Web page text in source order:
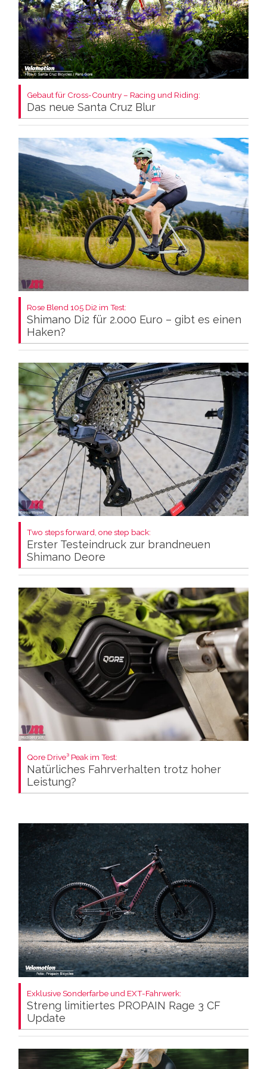
Gebaut für Cross-Country – Racing und Riding:
Das neue Santa Cruz Blur
Rose Blend 105 Di2 im Test:
Shimano Di2 für 2.000 Euro – gibt es einen
Haken?
Two steps forward, one step back:
Erster Testeindruck zur brandneuen
Shimano Deore
Qore Drive³ Peak im Test:
Natürliches Fahrverhalten trotz hoher
Leistung?
Exklusive Sonderfarbe und EXT-Fahrwerk:
Streng limitiertes PROPAIN Rage 3 CF
Update